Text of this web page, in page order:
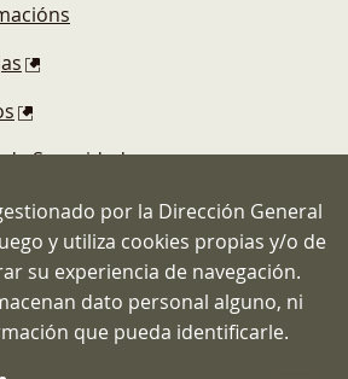
Seguridad
Ordenación del
por la Dirección General
y utiliza cookies propias y/o de
su experiencia de navegación.
dato personal alguno, ni
que pueda identificarle.